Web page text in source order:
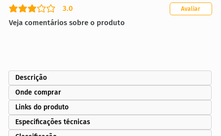
3.0
classificação média é 3 de 5
Veja comentários sobre o produto
Avaliar
Descrição
Onde comprar
Links do produto
Especificações técnicas